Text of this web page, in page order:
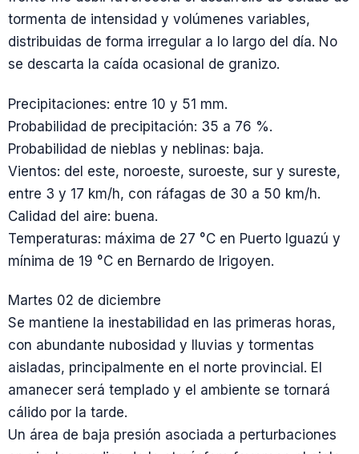
tormenta de intensidad y volúmenes variables,
distribuidas de forma irregular a lo largo del día. No
se descarta la caída ocasional de granizo.
Precipitaciones: entre 10 y 51 mm.
Probabilidad de precipitación: 35 a 76 %.
Probabilidad de nieblas y neblinas: baja.
Vientos: del este, noroeste, suroeste, sur y sureste,
entre 3 y 17 km/h, con ráfagas de 30 a 50 km/h.
Calidad del aire: buena.
Temperaturas: máxima de 27 °C en Puerto Iguazú y
mínima de 19 °C en Bernardo de Irigoyen.
Martes 02 de diciembre
Se mantiene la inestabilidad en las primeras horas,
con abundante nubosidad y lluvias y tormentas
aisladas, principalmente en el norte provincial. El
amanecer será templado y el ambiente se tornará
cálido por la tarde.
Un área de baja presión asociada a perturbaciones